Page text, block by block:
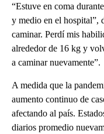
“Estuve en coma
y medio en el
caminar. Perdí mis
alrededor de 16 kg y
a caminar nuevamente”.
A medida que la
aumento continuo de
afectando al país.
diarios promedio